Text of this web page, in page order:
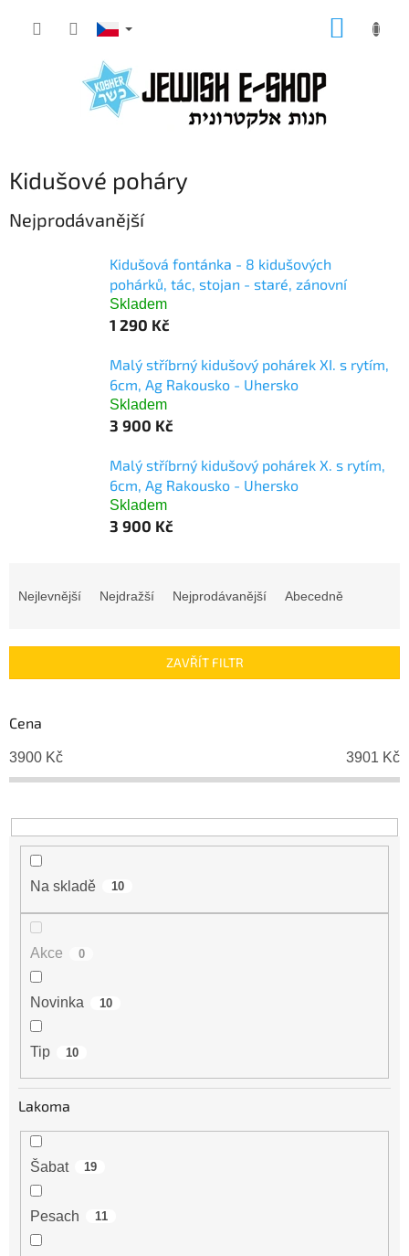
Kidušové poháry
Nejprodávanější
Kidušová fontánka - 8 kidušových
pohárků, tác, stojan - staré, zánovní
Skladem
1 290 Kč
Malý stříbrný kidušový pohárek XI. s rytím,
6cm, Ag Rakousko - Uhersko
Skladem
3 900 Kč
Malý stříbrný kidušový pohárek X. s rytím,
6cm, Ag Rakousko - Uhersko
Skladem
3 900 Kč
n
r
o
d
u
t
ů
Nejlevnější Nejdražší Nejprodávanější Abecedně
ZAVŘÍT FILTR
Cena
3900 Kč 3901 Kč
Na skladě 10
Akce 0
Novinka 10
Tip 10
Lakoma
Šabat 19
Pesach 11